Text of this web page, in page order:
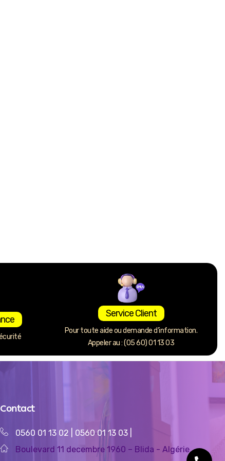
Service Client
Pour toute aide ou demande d’information.
Appeler au : (05 60) 01 13 03
Contact
0560 01 13 02 0560 01 13 03
Boulevard 11 decembre 1960 – Blida - Algérie